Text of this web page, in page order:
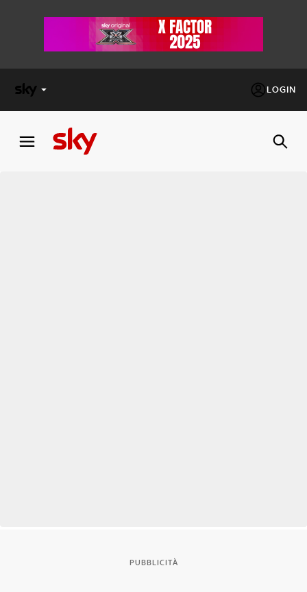
LOGIN
FACTOR
PUBBLICITÀ